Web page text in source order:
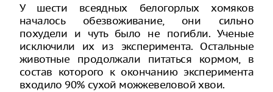
У шести всеядных белогорлых хомяков
началось обезвоживание, они сильно
похудели и чуть было не погибли. Ученые
исключили их из эксперимента. Остальные
животные продолжали питаться кормом, в
состав которого к окончанию эксперимента
входило 90% сухой можжевеловой хвои.